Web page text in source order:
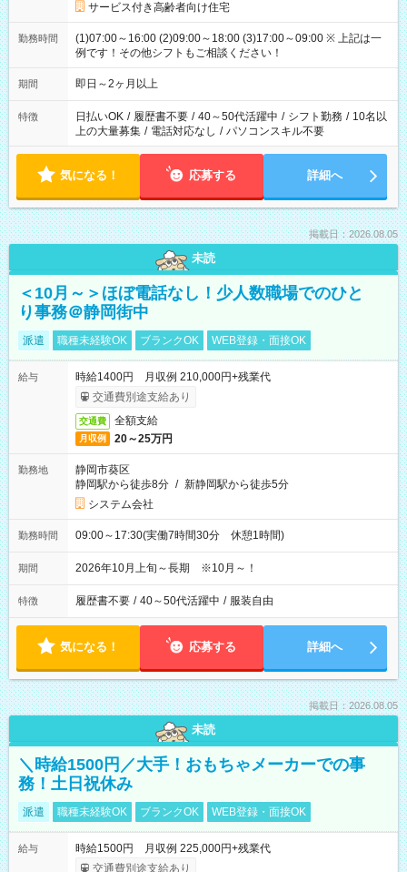
サービス付き高齢者向け住宅
勤務時間
(1)07:00～16:00 (2)09:00～18:00 (3)17:00～09:00 ※ 上記は一
例です！その他シフトもご相談ください！
期間 即日～2ヶ月以上
特徴 日払いOK / 履歴書不要 / 40～50代活躍中 / シフト勤務 / 10名以
上の大量募集 / 電話対応なし / パソコンスキル不要
気になる！ 応募する 詳細へ
掲載日：2026.08.05
未読
＜10月～＞ほぼ電話なし！少人数職場でのひと
り事務＠静岡街中
派遣 職種未経験OK ブランクOK WEB登録・面接OK
給与
時給1400円 月収例 210,000円+残業代
交通費別途支給あり
交通費 全額支給
月収例 20～25万円
勤務地
静岡市葵区
静岡駅から徒歩8分 / 新静岡駅から徒歩5分
システム会社
勤務時間 09:00～17:30(実働7時間30分 休憩1時間)
期間 2026年10月上旬～長期 ※10月～！
特徴 履歴書不要 / 40～50代活躍中 / 服装自由
気になる！ 応募する 詳細へ
掲載日：2026.08.05
未読
＼時給1500円／大手！おもちゃメーカーでの事
務！土日祝休み
派遣 職種未経験OK ブランクOK WEB登録・面接OK
給与
時給1500円 月収例 225,000円+残業代
交通費別途支給あり